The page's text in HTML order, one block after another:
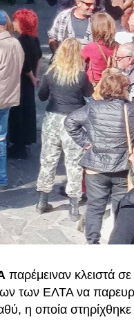
παρέμειναν κλειστά
των ΕΛΤΑ να
η οποία